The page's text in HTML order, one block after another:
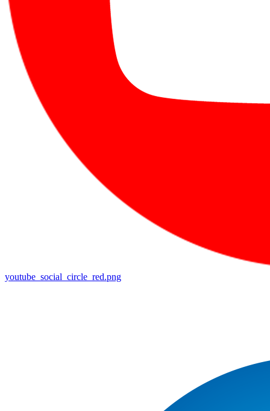
youtube_social_circle_red.png